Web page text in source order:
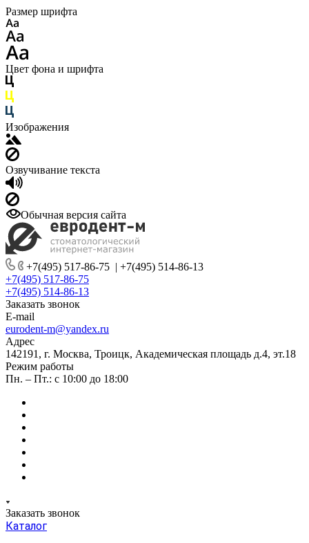
Размер шрифта
Цвет фона и шрифта
Изображения
Озвучивание текста
Обычная версия сайта
+7(495) 517-86-75 | +7(495) 514-86-13
+7(495) 517-86-75
+7(495) 514-86-13
Заказать звонок
E-mail
eurodent-m@yandex.ru
Адрес
142191, г. Москва, Троицк, Академическая площадь д.4, эт.18
Режим работы
Пн. – Пт.: с 10:00 до 18:00
Заказать звонок
Каталог